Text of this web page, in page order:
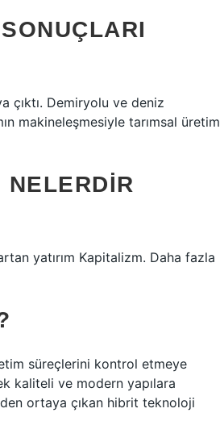
çıktı. Demiryolu ve deniz
makineleşmesiyle tarımsal üretim
yatırım Kapitalizm. Daha fazla
süreçlerini kontrol etmeye
kaliteli ve modern yapılara
ortaya çıkan hibrit teknoloji